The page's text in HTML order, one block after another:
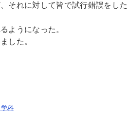
それに対して皆で試行錯誤をした
ようになった。
した。
科